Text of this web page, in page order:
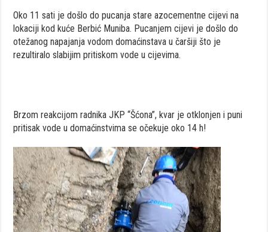
Oko 11 sati je došlo do pucanja stare azocementne cijevi na
lokaciji kod kuće Berbić Muniba. Pucanjem cijevi je došlo do
otežanog napajanja vodom domaćinstava u čaršiji što je
rezultiralo slabijim pritiskom vode u cijevima.
Brzom reakcijom radnika JKP “Šćona”, kvar je otklonjen i puni
pritisak vode u domaćinstvima se očekuje oko 14 h!